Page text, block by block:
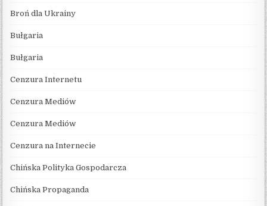
Broń dla Ukrainy
Bułgaria
Bułgaria
Cenzura Internetu
Cenzura Mediów
Cenzura Mediów
Cenzura na Internecie
Chińska Polityka Gospodarcza
Chińska Propaganda